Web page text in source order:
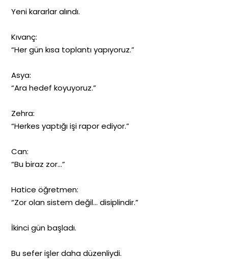
Yeni kararlar alındı.
Kıvanç:
“Her gün kısa toplantı yapıyoruz.”
Asya:
“Ara hedef koyuyoruz.”
Zehra:
“Herkes yaptığı işi rapor ediyor.”
Can:
“Bu biraz zor…”
Hatice öğretmen:
“Zor olan sistem değil… disiplindir.”
İkinci gün başladı.
Bu sefer işler daha düzenliydi.